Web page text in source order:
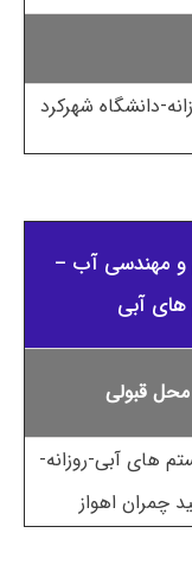
دانشگاه شهرکرد
و مهندسی آب –
های آبی
محل قبولی
های آبی-روزانه-
چمران اهواز